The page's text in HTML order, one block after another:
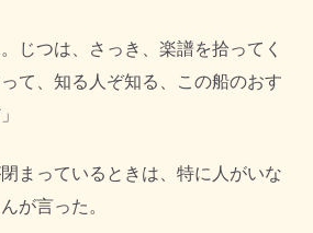
じつは、さっき、楽譜を拾ってく
て、知る人ぞ知る、この船のおす
まっているときは、特に人がいな
が言った。